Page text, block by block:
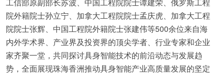
院外籍院士孙立宁、加拿大工程院院士孟庆虎、加拿大工程
院院士张辉、中国工程院外籍院士张建伟等500余位来自海
内外学术界、产业界及投资界的顶尖学者、行业专家和企业
家齐聚一堂，共同探讨具身智能技术的前沿动态与发展趋
势，全面展现珠海香洲推动具身智能产业高质量发展的坚定